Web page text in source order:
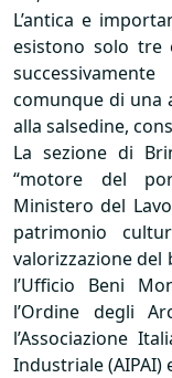
L’antica e
esistono solo tre
comunque di una
alla salsedine,
La sezione di
“motore del
Ministero del
patrimonio
valorizzazione del
l’Ufficio Beni
l’Ordine degli
l’Associazione
Industriale (AIPAI)